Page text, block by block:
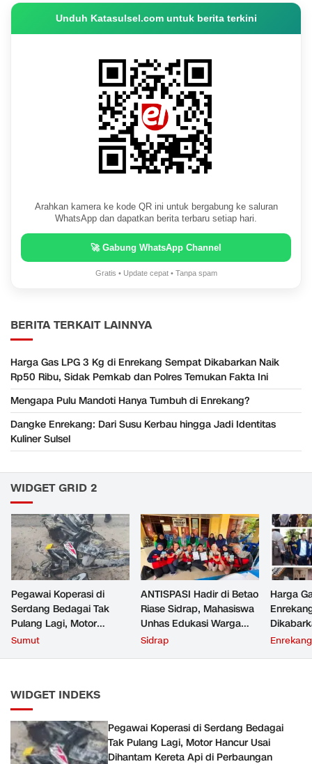
Unduh Katasulsel.com untuk berita terkini
Arahkan kamera ke kode QR ini untuk bergabung ke saluran
WhatsApp dan dapatkan berita terbaru setiap hari.
🚀 Gabung WhatsApp Channel
Gratis • Update cepat • Tanpa spam
BERITA TERKAIT LAINNYA
Harga Gas LPG 3 Kg di Enrekang Sempat Dikabarkan Naik
Rp50 Ribu, Sidak Pemkab dan Polres Temukan Fakta Ini
Mengapa Pulu Mandoti Hanya Tumbuh di Enrekang?
Dangke Enrekang: Dari Susu Kerbau hingga Jadi Identitas
Kuliner Sulsel
WIDGET GRID 2
Pegawai Koperasi di
Serdang Bedagai Tak
Pulang Lagi, Motor
Hancur Usai Dihantam
Sumut
ANTISPASI Hadir di Betao
Riase Sidrap, Mahasiswa
Unhas Edukasi Warga
Cegah ISPA Sejak Dini
Sidrap
Harga
Ribu,
Enrekang
WIDGET INDEKS
Pegawai Koperasi di Serdang Bedagai
Tak Pulang Lagi, Motor Hancur Usai
Dihantam Kereta Api di Perbaungan